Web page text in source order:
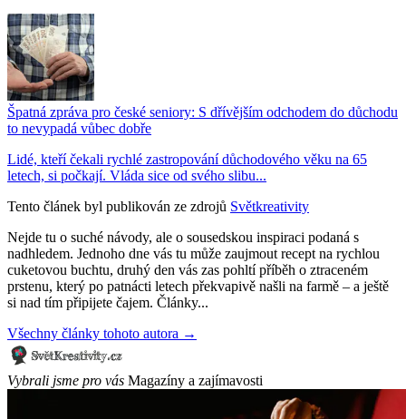
Špatná zpráva pro české seniory: S dřívějším odchodem do důchodu
to nevypadá vůbec dobře
Lidé, kteří čekali rychlé zastropování důchodového věku na 65
letech, si počkají. Vláda sice od svého slibu...
Tento článek byl publikován ze zdrojů Světkreativity
Nejde tu o suché návody, ale o sousedskou inspiraci podaná s
nadhledem. Jednoho dne vás tu může zaujmout recept na rychlou
cuketovou buchtu, druhý den vás zas pohltí příběh o ztraceném
prstenu, který po patnácti letech překvapivě našli na farmě – a ještě
si nad tím připijete čajem. Články...
Všechny články tohoto autora →
Vybrali jsme pro vás Magazíny a zajímavosti